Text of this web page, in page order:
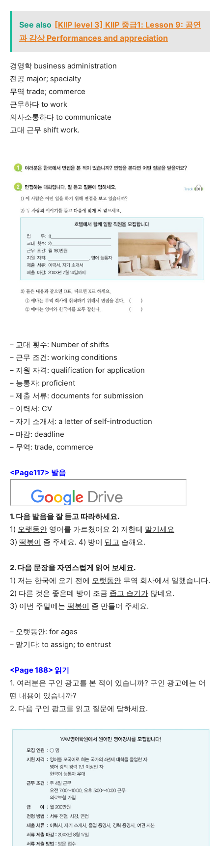
See also [KIIP level 3] KIIP 중급1: Lesson 9: 공연
과 감상 Performances and appreciation
경영학 business administration
전공 major; specialty
무역 trade; commerce
근무하다 to work
의사소통하다 to communicate
교대 근무 shift work.
– 교대 횟수: Number of shifts
– 근무 조건: working conditions
– 지원 자격: qualification for application
– 능통자: proficient
– 제출 서류: documents for submission
– 이력서: CV
– 자기 소개서: a letter of self-introduction
– 마감: deadline
– 무역: trade, commerce
<Page117> 발음
1. 다음 발음을 잘 듣고 따라하세요.
1) 오랫동안 영어를 가르쳤어요 2) 저한테 맡기세요
3) 떡볶이 좀 주세요. 4) 방이 덥고 습해요.
2. 다음 문장을 자연스럽게 읽어 보세요.
1) 저는 한국에 오기 전에 오랫동안 무역 회사에서 일했습니다.
2) 다른 것은 좋은데 방이 조금 좁고 습기가 많네요.
3) 이번 주말에는 떡볶이 좀 만들어 주세요.
– 오랫동안: for ages
– 맡기다: to assign; to entrust
<Page 188> 읽기
1. 여러분은 구인 광고를 본 적이 있습니까? 구인 광고에는 어
떤 내용이 있습니까?
2. 다음 구인 광고를 읽고 질문에 답하세요.